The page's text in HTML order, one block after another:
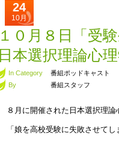
24
10月
１０月８日「受
日本選択理論心
In Category
番組ポッドキャスト
By
番組スタッフ
８月に開催された日本選択理
「娘を高校受験に失敗させて